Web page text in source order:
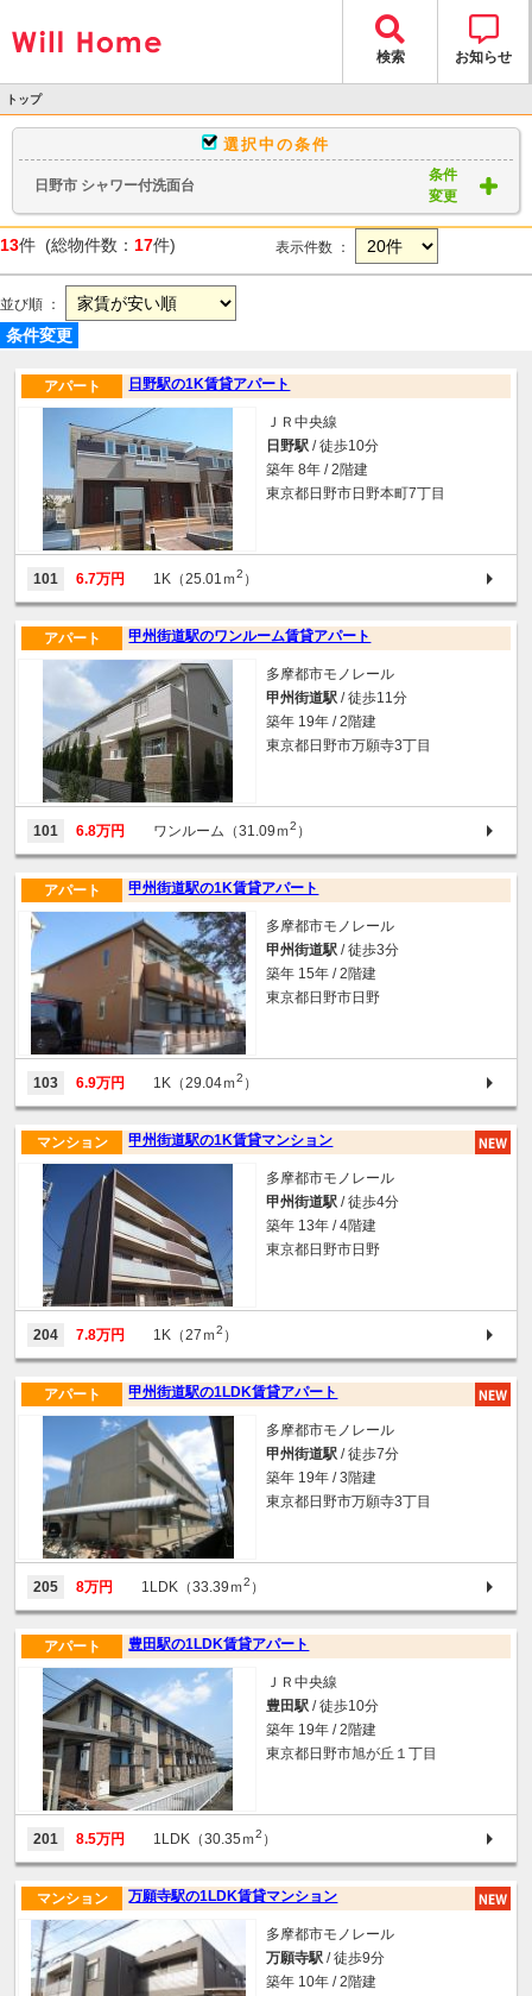
検索 お知らせ
トップ
物件検索
> 物件一覧
選択中の条件
日野市 シャワー付洗面台
条件
変更
13件 (総物件数： 17件) 表示件数 ：
並び順 ：
条件変更
日野駅の1K賃貸アパート
アパート
ＪＲ中央線
日野駅 / 徒歩10分
築年 8年 / 2階建
東京都日野市日野本町7丁目
101 6.7万円 1K（25.01ｍ2 ）
甲州街道駅のワンルーム賃貸アパート
アパート
多摩都市モノレール
甲州街道駅 / 徒歩11分
築年 19年 / 2階建
東京都日野市万願寺3丁目
101 6.8万円 ワンルーム（31.09ｍ2 ）
甲州街道駅の1K賃貸アパート
アパート
多摩都市モノレール
甲州街道駅 / 徒歩3分
築年 15年 / 2階建
東京都日野市日野
103 6.9万円 1K（29.04ｍ2 ）
甲州街道駅の1K賃貸マンション
マンション
多摩都市モノレール
甲州街道駅 / 徒歩4分
築年 13年 / 4階建
東京都日野市日野
204 7.8万円 1K（27ｍ2 ）
甲州街道駅の1LDK賃貸アパート
アパート
多摩都市モノレール
甲州街道駅 / 徒歩7分
築年 19年 / 3階建
東京都日野市万願寺3丁目
205 8万円 1LDK（33.39ｍ2 ）
豊田駅の1LDK賃貸アパート
アパート
ＪＲ中央線
豊田駅 / 徒歩10分
築年 19年 / 2階建
東京都日野市旭が丘１丁目
201 8.5万円 1LDK（30.35ｍ2 ）
万願寺駅の1LDK賃貸マンション
マンション
多摩都市モノレール
万願寺駅 / 徒歩9分
築年 10年 / 2階建